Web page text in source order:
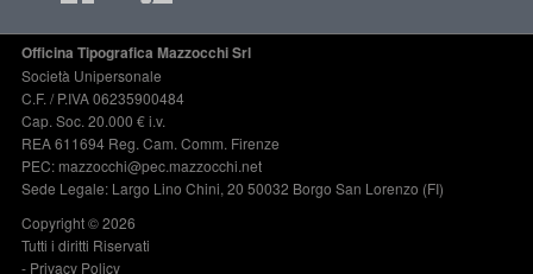
Officina Tipografica Mazzocchi Srl
Società Unipersonale
C.F. / P.IVA 06235900484
Cap. Soc. 20.000 € i.v.
REA 611694 Reg. Cam. Comm. Firenze
PEC: mazzocchi@pec.mazzocchi.net
Sede Legale: Largo Lino Chini, 20 50032 Borgo San Lorenzo (FI)
Copyright © 2026
Tutti i diritti Riservati
- Privacy Policy